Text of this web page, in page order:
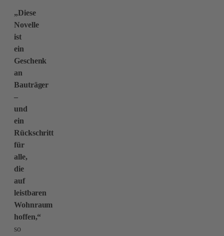
„Diese
Novelle
ist
ein
Geschenk
an
Bauträger
–
und
ein
Rückschritt
für
alle,
die
auf
leistbaren
Wohnraum
hoffen,“
so